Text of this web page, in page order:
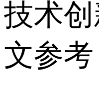
技术
文参考